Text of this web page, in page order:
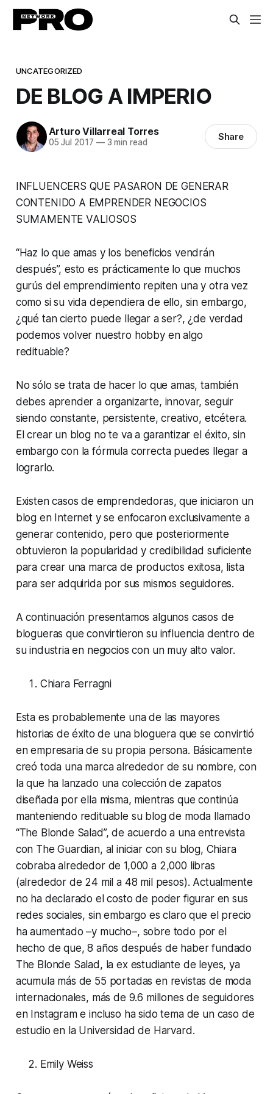
UNCATEGORIZED
DE BLOG A IMPERIO
Arturo Villarreal Torres
05 Jul 2017 —3 min read Share
INFLUENCERS QUE PASARON DE GENERAR
CONTENIDO A EMPRENDER NEGOCIOS
SUMAMENTE VALIOSOS
“Haz lo que amas y los beneficios vendrán
después”, esto es prácticamente lo que muchos
gurús del emprendimiento repiten una y otra vez
como si su vida dependiera de ello, sin embargo,
¿qué tan cierto puede llegar a ser?, ¿de verdad
podemos volver nuestro hobby en algo
redituable?
No sólo se trata de hacer lo que amas, también
debes aprender a organizarte, innovar, seguir
siendo constante, persistente, creativo, etcétera.
El crear un blog no te va a garantizar el éxito, sin
embargo con la fórmula correcta puedes llegar a
lograrlo.
Existen casos de emprendedoras, que iniciaron un
blog en Internet y se enfocaron exclusivamente a
generar contenido, pero que posteriormente
obtuvieron la popularidad y credibilidad suficiente
para crear una marca de productos exitosa, lista
para ser adquirida por sus mismos seguidores.
A continuación presentamos algunos casos de
blogueras que convirtieron su influencia dentro de
su industria en negocios con un muy alto valor.
Chiara Ferragni
Esta es probablemente una de las mayores
historias de éxito de una bloguera que se convirtió
en empresaria de su propia persona. Básicamente
creó toda una marca alrededor de su nombre, con
la que ha lanzado una colección de zapatos
diseñada por ella misma, mientras que continúa
manteniendo redituable su blog de moda llamado
“The Blonde Salad”, de acuerdo a una entrevista
con The Guardian, al iniciar con su blog, Chiara
cobraba alrededor de 1,000 a 2,000 libras
(alrededor de 24 mil a 48 mil pesos). Actualmente
no ha declarado el costo de poder figurar en sus
redes sociales, sin embargo es claro que el precio
ha aumentado –y mucho–, sobre todo por el
hecho de que, 8 años después de haber fundado
The Blonde Salad, la ex estudiante de leyes, ya
acumula más de 55 portadas en revistas de moda
internacionales, más de 9.6 millones de seguidores
en Instagram e incluso ha sido tema de un caso de
estudio en la Universidad de Harvard.
Emily Weiss